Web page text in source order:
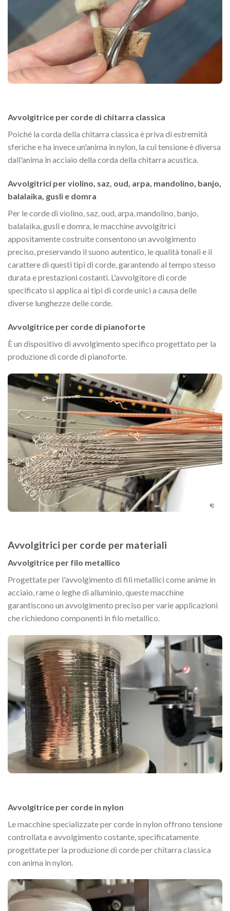
Avvolgitrice per corde di chitarra classica
Poiché la corda della chitarra classica è priva di estremità
sferiche e ha invece un'anima in nylon, la cui tensione è diversa
dall'anima in acciaio della corda della chitarra acustica.
Avvolgitrici per violino, saz, oud, arpa, mandolino, banjo,
balalaika, gusli e domra
Per le corde di violino, saz, oud, arpa, mandolino, banjo,
balalaika, gusli e domra, le macchine avvolgitrici
appositamente costruite consentono un avvolgimento
preciso, preservando il suono autentico, le qualità tonali e il
carattere di questi tipi di corde, garantendo al tempo stesso
durata e prestazioni costanti. L'avvolgitore di corde
specificato si applica ai tipi di corde unici a causa delle
diverse lunghezze delle corde.
Avvolgitrice per corde di pianoforte
È un dispositivo di avvolgimento specifico progettato per la
produzione di corde di pianoforte.
Avvolgitrici per corde per materiali
Avvolgitrice per filo metallico
Progettate per l'avvolgimento di fili metallici come anime in
acciaio, rame o leghe di alluminio, queste macchine
garantiscono un avvolgimento preciso per varie applicazioni
che richiedono componenti in filo metallico.
Avvolgitrice per corde in nylon
Le macchine specializzate per corde in nylon offrono tensione
controllata e avvolgimento costante, specificatamente
progettate per la produzione di corde per chitarra classica
con anima in nylon.